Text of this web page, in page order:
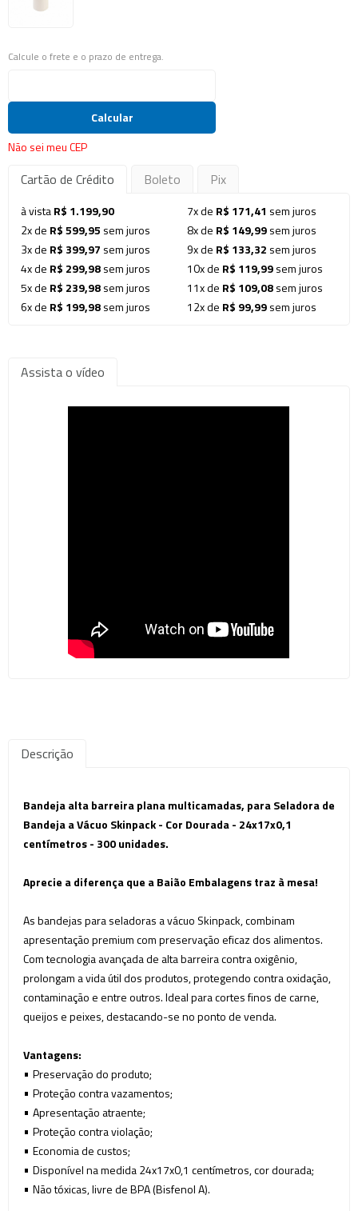
Calcule o frete e o prazo de entrega.
Calcular
Não sei meu CEP
Cartão de Crédito Boleto Pix
à vistaR$ 1.199,90
2x de R$ 599,95 sem juros
3x de R$ 399,97 sem juros
4x de R$ 299,98sem juros
5x de R$ 239,98sem juros
6x de R$ 199,98sem juros
7x de R$ 171,41 sem juros
8x de R$ 149,99sem juros
9x de R$ 133,32 sem juros
10x de R$ 119,99sem juros
11x de R$ 109,08sem juros
12x de R$ 99,99sem juros
Assista o vídeo
Descrição
Bandejaalta barreiraplana multicamadas, para Seladora de
Bandeja a Vácuo Skinpack- Cor Dourada - 24x17x0,1
centímetros - 300 unidades.
Aprecie a diferença que a Baião Embalagens traz à mesa!
As bandejas para seladoras a vácuo Skinpack, combinam
apresentação premium com preservação eficaz dos alimentos.
Com tecnologia avançada de alta barreira contra oxigênio,
prolongam a vida útil dos produtos, protegendo contra oxidação,
contaminação e entre outros. Ideal para cortes finos de carne,
queijos e peixes, destacando-se no ponto de venda.
Vantagens:
• Preservação do produto;
• Proteção contra vazamentos;
• Apresentação atraente;
• Proteção contra violação;
• Economia de custos;
• Disponível na medida 24x17x0,1 centímetros, cor dourada;
• Não tóxicas, livre de BPA (Bisfenol A).